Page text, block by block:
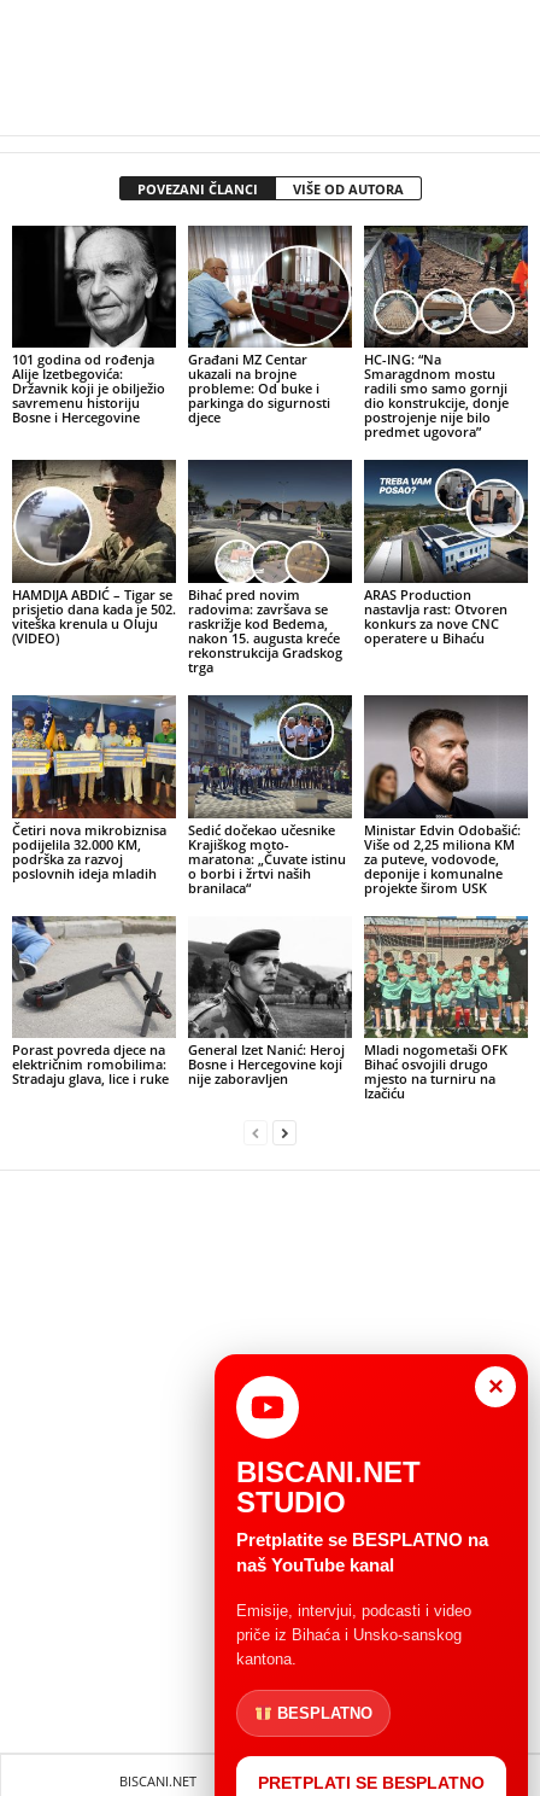
POVEZANI ČLANCI VIŠE OD AUTORA
101 godina od rođenja
Alije Izetbegovića:
Državnik koji je obilježio
savremenu historiju
Bosne i Hercegovine
Građani MZ Centar
ukazali na brojne
probleme: Od buke i
parkinga do sigurnosti
djece
HC-ING: “Na
Smaragdnom mostu
radili smo samo gornji
dio konstrukcije, donje
postrojenje nije bilo
predmet ugovora”
HAMDIJA ABDIĆ – Tigar se
prisjetio dana kada je 502.
viteška krenula u Oluju
(VIDEO)
Bihać pred novim
radovima: završava se
raskrižje kod Bedema,
nakon 15. augusta kreće
rekonstrukcija Gradskog
trga
ARAS Production
nastavlja rast: Otvoren
konkurs za nove CNC
operatere u Bihaću
Četiri nova mikrobiznisa
podijelila 32.000 KM,
podrška za razvoj
poslovnih ideja mladih
Sedić dočekao učesnike
Krajiškog moto-
maratona: „Čuvate istinu
o borbi i žrtvi naših
branilaca“
Ministar Edvin Odobašić:
Više od 2,25 miliona KM
za puteve, vodovode,
deponije i komunalne
projekte širom USK
Porast povreda djece na
električnim romobilima:
Stradaju glava, lice i ruke
General Izet Nanić: Heroj
Bosne i Hercegovine koji
nije zaboravljen
Mladi nogometaši OFK
Bihać osvojili drugo
mjesto na turniru na
Izačiću
BISCANI.NET Impressum Uvjeti korištenja
×
BISCANI.NET
STUDIO
Pretplatite se BESPLATNO na
naš YouTube kanal
Emisije, intervjui, podcasti i video
priče iz Bihaća i Unsko-sanskog
kantona.
BESPLATNO
PRETPLATI SE BESPLATNO